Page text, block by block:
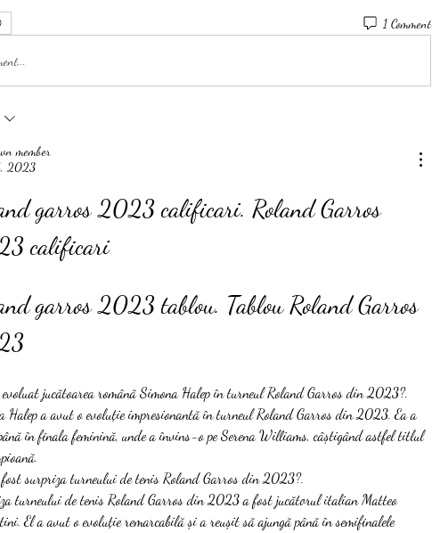
1 Comment
member
2023
garros 2023 calificari. Roland Garros
calificari
garros 2023 tablou. Tablou Roland Garros
evoluat jucătoarea română Simona Halep în turneul Roland Garros din 2023?.
Halep a avut o evoluție impresionantă în turneul Roland Garros din 2023. Ea a
în finala feminină, unde a învins-o pe Serena Williams, câștigând astfel titlul
fost surpriza turneului de tenis Roland Garros din 2023?.
turneului de tenis Roland Garros din 2023 a fost jucătorul italian Matteo
El a avut o evoluție remarcabilă și a reușit să ajungă până în semifinalele